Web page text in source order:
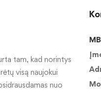
tam, kad norintys
visą naujokui
nuo